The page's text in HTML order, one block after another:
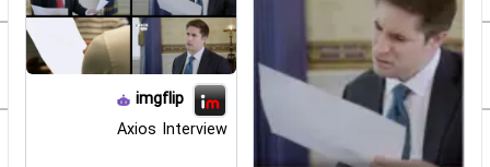
imgflip
Axios Interview